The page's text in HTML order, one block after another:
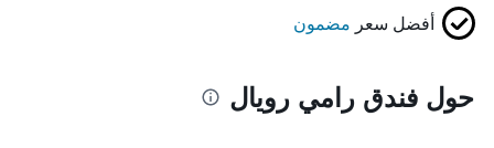
أفضل سعر مضمون
حول فندق رامي رويال